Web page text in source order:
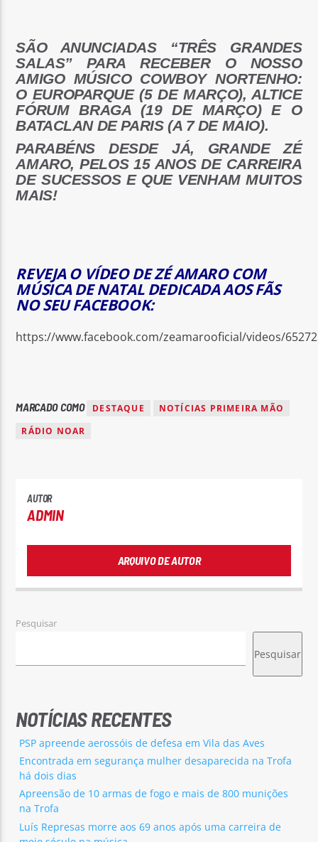
SÃO ANUNCIADAS “TRÊS GRANDES
SALAS” PARA RECEBER O NOSSO
AMIGO MÚSICO COWBOY NORTENHO:
O EUROPARQUE (5 DE MARÇO), ALTICE
FÓRUM BRAGA (19 DE MARÇO) E O
BATACLAN DE PARIS (A 7 DE MAIO).
PARABÉNS DESDE JÁ, GRANDE ZÉ
AMARO, PELOS 15 ANOS DE CARREIRA
DE SUCESSOS E QUE VENHAM MUITOS
MAIS!
REVEJA O VÍDEO DE ZÉ AMARO COM
MÚSICA DE NATAL DEDICADA AOS FÃS
NO SEU FACEBOOK:
https://www.facebook.com/zeamarooficial/videos/
MARCADO COMO DESTAQUE
NOTÍCIAS PRIMEIRA MÃO
RÁDIO NOAR
AUTOR
ADMIN
ARQUIVO DE AUTOR
Pesquisar
Pesquisar
NOTÍCIAS RECENTES
PSP apreende aerossóis de defesa em Vila das Aves
Encontrada em segurança mulher desaparecida na Trofa
há dois dias
Apreensão de 10 armas de fogo e mais de 800 munições
na Trofa
Luís Represas morre aos 69 anos após uma carreira de